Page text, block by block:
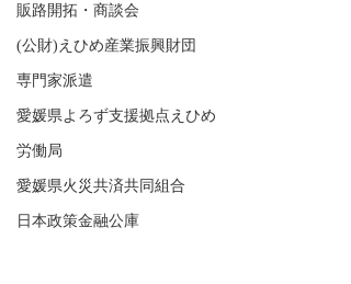
販路開拓・商談会
(公財)えひめ産業振興財団
専門家派遣
愛媛県よろず支援拠点えひめ
労働局
愛媛県火災共済共同組合
日本政策金融公庫